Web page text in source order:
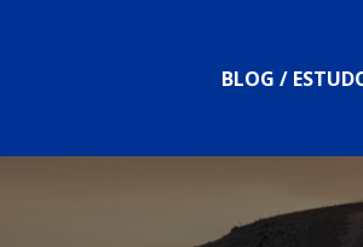
BLOG /